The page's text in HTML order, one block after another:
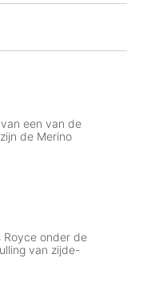
een van de
de Merino
Royce onder de
van zijde-